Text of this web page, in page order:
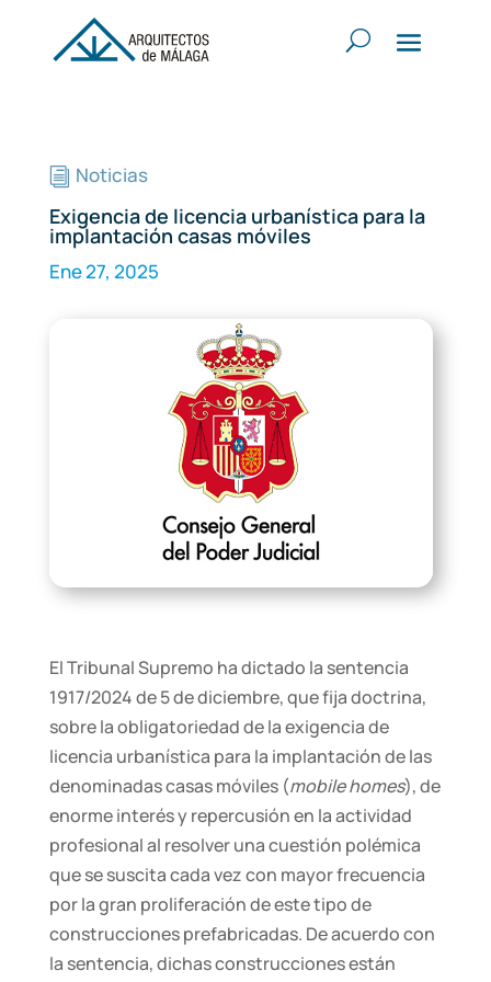
i Noticias
Exigencia de licencia urbanística para la
implantación casas móviles
Ene 27, 2025
El Tribunal Supremo ha dictado la sentencia
1917/2024 de 5 de diciembre, que fija doctrina,
sobre la obligatoriedad de la exigencia de
licencia urbanística para la implantación de las
denominadas casas móviles (mobile homes), de
enorme interés y repercusión en la actividad
profesional al resolver una cuestión polémica
que se suscita cada vez con mayor frecuencia
por la gran proliferación de este tipo de
construcciones prefabricadas. De acuerdo con
la sentencia, dichas construcciones están